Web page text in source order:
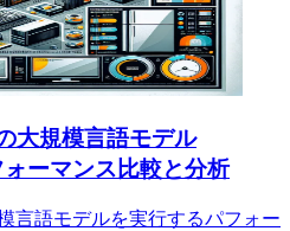
大規模言語モデル
ーマンス比較と分析
言語モデルを実行するパフォー